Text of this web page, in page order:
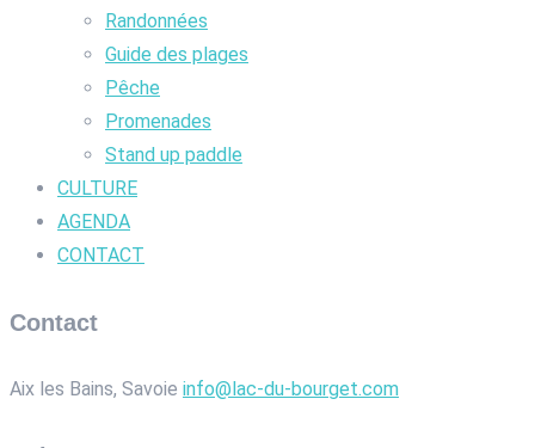
Randonnées
Guide des plages
Pêche
Promenades
Stand up paddle
CULTURE
AGENDA
CONTACT
Contact
Aix les Bains, Savoie info@lac-du-bourget.com